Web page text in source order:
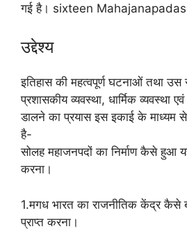
गई है। sixteen Mahajanapadas
उद्देश्य
इतिहास की महत्वपूर्ण घटनाओं तथा
प्रशासकीय व्यवस्था, धार्मिक व्यवस्था
डालने का प्रयास इस इकाई के माध्यम से
है-
सोलह महाजनपदों का निर्माण कैसे हुआ
करना।
1.मगध भारत का राजनीतिक केंद्र कैसे
प्राप्त करना।